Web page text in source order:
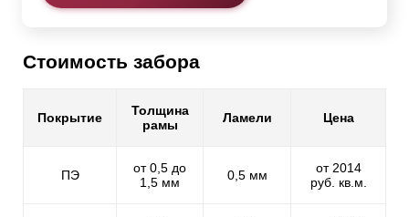
Стоимость забора
Покрытие
Толщина
рамы
Ламели Цена
ПЭ
от 0,5 до
1,5 мм
0,5 мм
от 2014
руб. кв.м.